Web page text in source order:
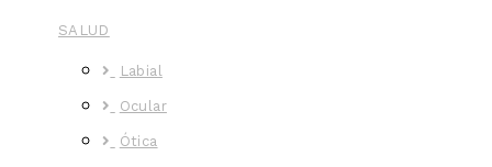
SALUD
Labial
Ocular
Ótica